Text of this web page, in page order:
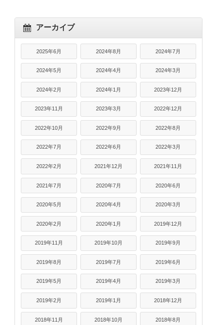
アーカイブ
2025年6月 2024年8月 2024年7月
2024年5月 2024年4月 2024年3月
2024年2月 2024年1月 2023年12月
2023年11月 2023年3月 2022年12月
2022年10月 2022年9月 2022年8月
2022年7月 2022年6月 2022年3月
2022年2月 2021年12月 2021年11月
2021年7月 2020年7月 2020年6月
2020年5月 2020年4月 2020年3月
2020年2月 2020年1月 2019年12月
2019年11月 2019年10月 2019年9月
2019年8月 2019年7月 2019年6月
2019年5月 2019年4月 2019年3月
2019年2月 2019年1月 2018年12月
2018年11月 2018年10月 2018年8月